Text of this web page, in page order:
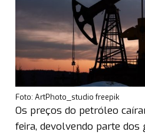
Foto: ArtPhoto_studio freepik
Os preços do petróleo
feira, devolvendo parte dos